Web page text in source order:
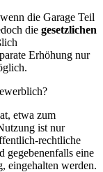
die Garage Teil
die gesetzlichen
Erhöhung nur
etwa zum
ist nur
rechtliche
gegebenenfalls eine
eingehalten werden.